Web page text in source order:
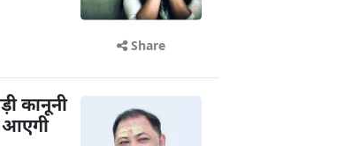
Share
कानूनी
आएगी